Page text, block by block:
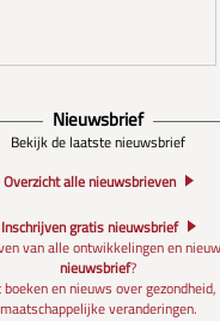
Nieuwsbrief
Bekijk de laatste nieuwsbrief
Overzicht alle nieuwsbrieven
Inschrijven gratis nieuwsbrief
van alle ontwikkelingen en
nieuwsbrief?
en nieuws over
maatschappelijke veranderingen.